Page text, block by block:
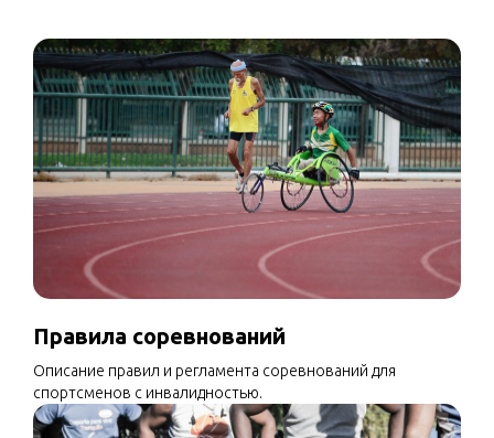
Правила соревнований
Описание правил и регламента соревнований для
спортсменов с инвалидностью.